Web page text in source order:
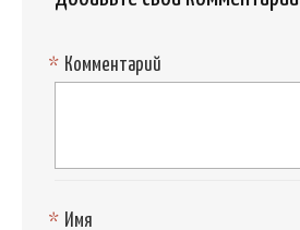
Комментарий
*
Имя
*